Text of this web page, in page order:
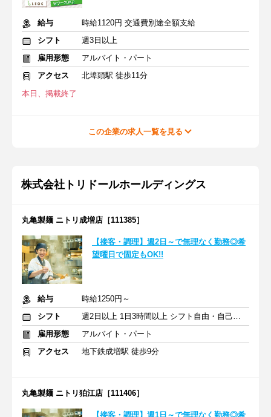
給与
時給1120円 交通費別途全額支給
シフト
週3日以上
雇用形態
アルバイト・パート
アクセス
北埠頭駅 徒歩11分
本日、掲載終了
この企業の求人一覧を見る
株式会社トリドールホールディングス
丸亀製麺 ニトリ成増店［111385］
【接客・調理】週2日～で無理なく勤務◎希
望曜日で固定もOK!!
給与
時給1250円～
シフト
週2日以上 1日3時間以上 シフト自由・自己申告
雇用形態
アルバイト・パート
アクセス
地下鉄成増駅 徒歩9分
丸亀製麺 ニトリ狛江店［111406］
【接客・調理】週1日～で無理なく勤務◎希